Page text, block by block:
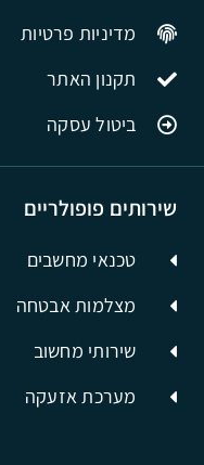
שירותים פופולריים
טכנאי מחשבים
מצלמות אבטחה
שירותי מחשוב
מערכת אזעקה
מדיניות פרטיות
תקנון האתר
ביטול עסקה